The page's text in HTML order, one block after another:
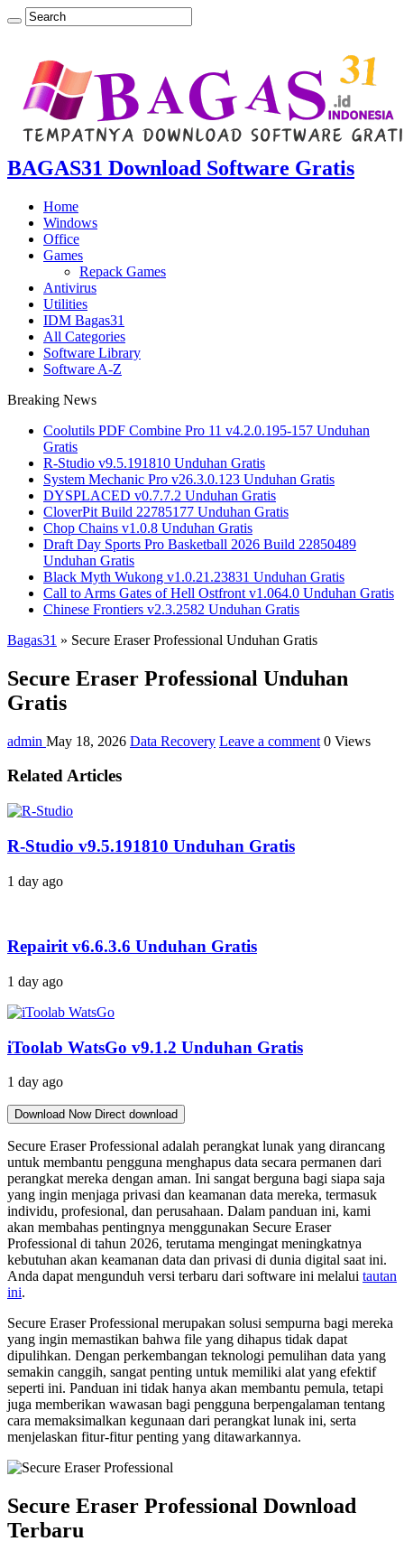
BAGAS31 Download Software Gratis
Home
Windows
Office
Games
Repack Games
Antivirus
Utilities
IDM Bagas31
All Categories
Software Library
Software A-Z
Breaking News
Coolutils PDF Combine Pro 11 v4.2.0.195-157 Unduhan
Gratis
R-Studio v9.5.191810 Unduhan Gratis
System Mechanic Pro v26.3.0.123 Unduhan Gratis
DYSPLACED v0.7.7.2 Unduhan Gratis
CloverPit Build 22785177 Unduhan Gratis
Chop Chains v1.0.8 Unduhan Gratis
Draft Day Sports Pro Basketball 2026 Build 22850489
Unduhan Gratis
Black Myth Wukong v1.0.21.23831 Unduhan Gratis
Call to Arms Gates of Hell Ostfront v1.064.0 Unduhan Gratis
Chinese Frontiers v2.3.2582 Unduhan Gratis
Bagas31 » Secure Eraser Professional Unduhan Gratis
Secure Eraser Professional Unduhan
Gratis
admin May 18, 2026 Data Recovery Leave a comment 0 Views
Related Articles
R-Studio v9.5.191810 Unduhan Gratis
1 day ago
Repairit v6.6.3.6 Unduhan Gratis
1 day ago
iToolab WatsGo v9.1.2 Unduhan Gratis
1 day ago
Download Now Direct download
Secure Eraser Professional adalah perangkat lunak yang dirancang
untuk membantu pengguna menghapus data secara permanen dari
perangkat mereka dengan aman. Ini sangat berguna bagi siapa saja
yang ingin menjaga privasi dan keamanan data mereka, termasuk
individu, profesional, dan perusahaan. Dalam panduan ini, kami
akan membahas pentingnya menggunakan Secure Eraser
Professional di tahun 2026, terutama mengingat meningkatnya
kebutuhan akan keamanan data dan privasi di dunia digital saat ini.
Anda dapat mengunduh versi terbaru dari software ini melalui tautan
ini.
Secure Eraser Professional merupakan solusi sempurna bagi mereka
yang ingin memastikan bahwa file yang dihapus tidak dapat
dipulihkan. Dengan perkembangan teknologi pemulihan data yang
semakin canggih, sangat penting untuk memiliki alat yang efektif
seperti ini. Panduan ini tidak hanya akan membantu pemula, tetapi
juga memberikan wawasan bagi pengguna berpengalaman tentang
cara memaksimalkan kegunaan dari perangkat lunak ini, serta
menjelaskan fitur-fitur penting yang ditawarkannya.
Secure Eraser Professional Download
Terbaru